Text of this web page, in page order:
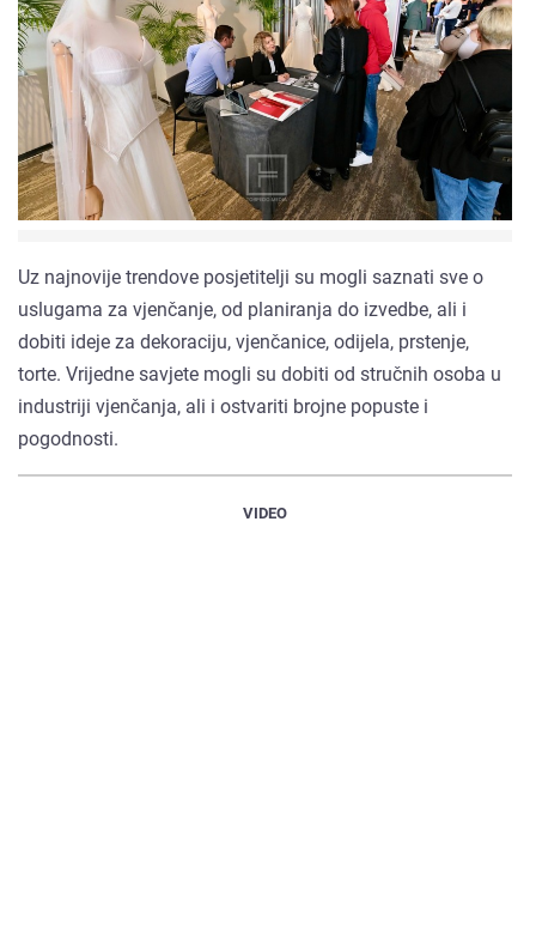
Uz najnovije trendove posjetitelji su mogli saznati sve o
uslugama za vjenčanje, od planiranja do izvedbe, ali i
dobiti ideje za dekoraciju, vjenčanice, odijela, prstenje,
torte. Vrijedne savjete mogli su dobiti od stručnih osoba u
industriji vjenčanja, ali i ostvariti brojne popuste i
pogodnosti.
VIDEO